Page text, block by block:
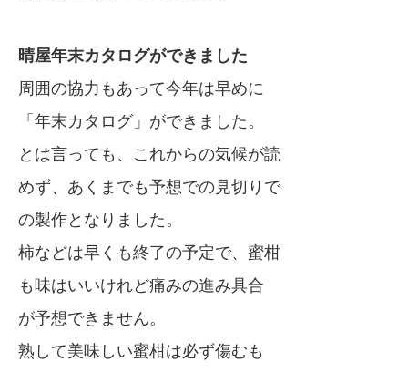
晴屋年末カタログができました
周囲の協力もあって今年は早めに
「年末カタログ」ができました。
とは言っても、これからの気候が読
めず、あくまでも予想での見切りで
の製作となりました。
柿などは早くも終了の予定で、蜜柑
も味はいいけれど痛みの進み具合
が予想できません。
熟して美味しい蜜柑は必ず傷むも